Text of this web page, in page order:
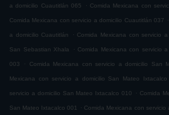
a domicilio Cuautitlán 065 . Comida Mexicana con
Comida Mexicana con servicio a domicilio Cuautitlán 037 .
a domicilio Cuautitlán . Comida Mexicana con servicio
San Sebastian Xhala . Comida Mexicana con servicio
003 . Comida Mexicana con servicio a domicilio San
Mexicana con servicio a domicilio San Mateo Ixtacalco
servicio a domicilio San Mateo Ixtacalco 010 . Comida
San Mateo Ixtacalco 001 . Comida Mexicana con